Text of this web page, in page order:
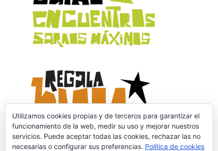
Utilizamos cookies propias y de terceros para garantizar el
funcionamiento de la web, medir su uso y mejorar nuestros
servicios. Puede aceptar todas las cookies, rechazar las no
necesarias o configurar sus preferencias. Política de cookies